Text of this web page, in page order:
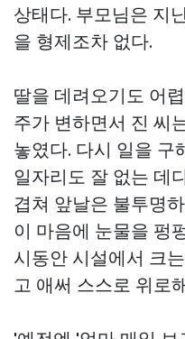
상태다. 부모님은 지
을 형제조차 없다.
딸을 데려오기도 어
주가 변하면서 진 씨
놓였다. 다시 일을 구
일자리도 잘 없는 데
겹쳐 앞날은 불투명
이 마음에 눈물을 펑
시동안 시설에서 크
고 애써 스스로 위로